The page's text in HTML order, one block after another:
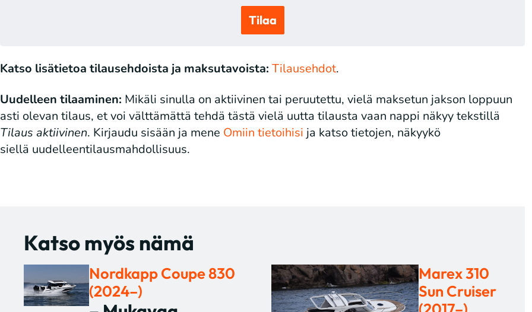
Tilaa
Katso lisätietoa tilausehdoista ja maksutavoista: Tilausehdot.
Uudelleen tilaaminen: Mikäli sinulla on aktiivinen tai peruutettu, vielä maksetun jakson loppuun
asti olevan tilaus, et voi välttämättä tehdä tästä vielä uutta tilausta vaan nappi näkyy tekstillä
Tilaus aktiivinen. Kirjaudu sisään ja mene Omiin tietoihisi ja katso tietojen, näkyykö
siellä uudelleentilausmahdollisuus.
Katso myös nämä
Nordkapp Coupe 830
(2024–)
Marex 310
Sun Cruiser